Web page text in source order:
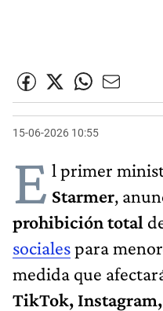
15-06-2026 10:55
E l primer
Starmer,
prohibición total
socialespara
medida que
TikTok, Instagram,